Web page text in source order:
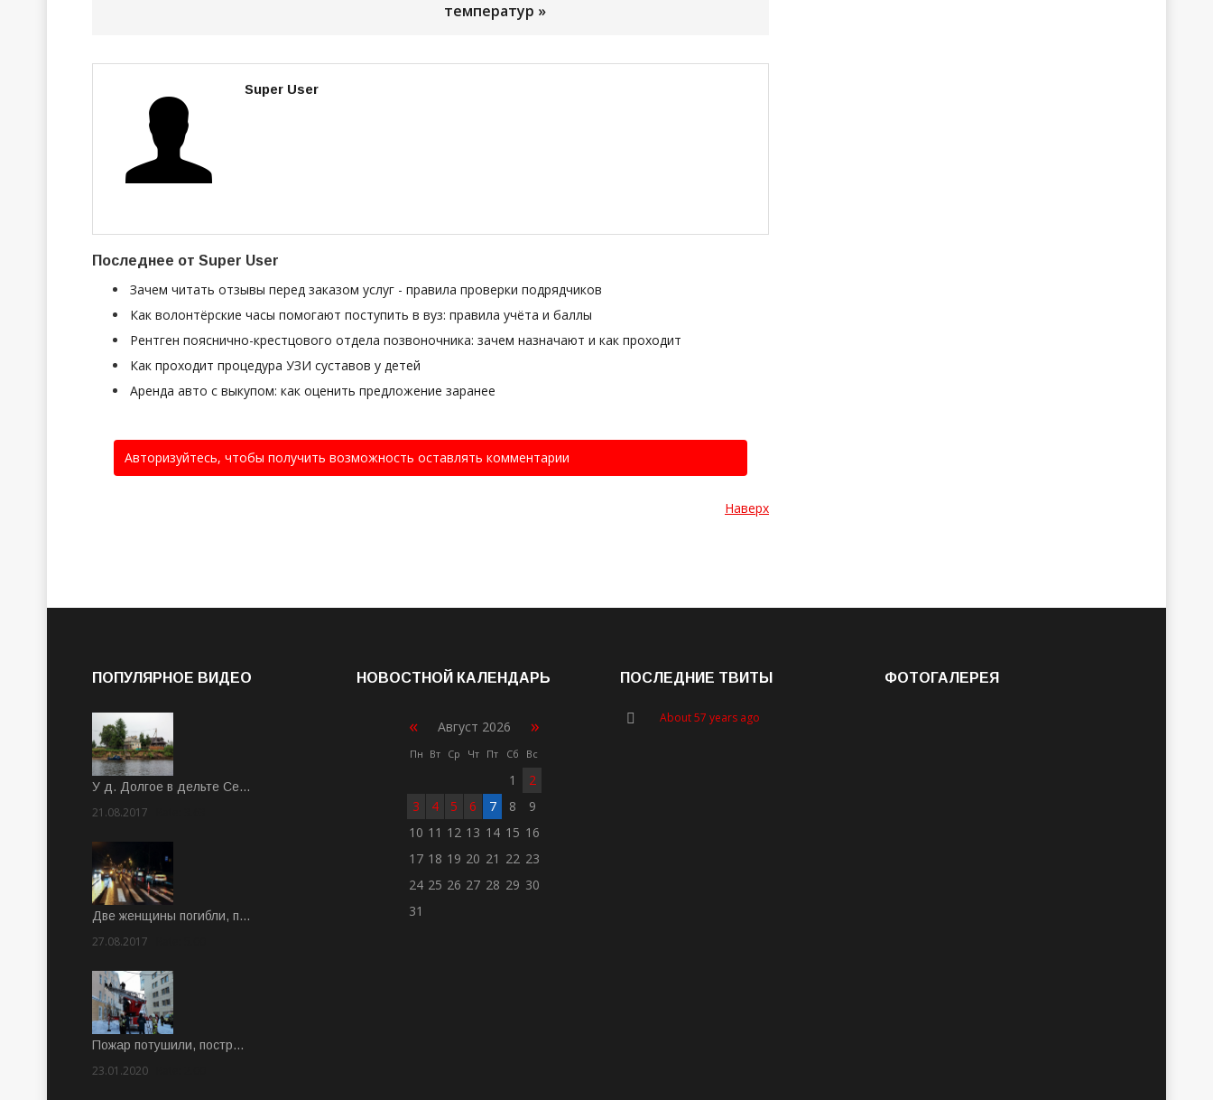
температур »
Super User
Последнее от Super User
Зачем читать отзывы перед заказом услуг - правила проверки подрядчиков
Как волонтёрские часы помогают поступить в вуз: правила учёта и баллы
Рентген пояснично-крестцового отдела позвоночника: зачем назначают и как проходит
Как проходит процедура УЗИ суставов у детей
Аренда авто с выкупом: как оценить предложение заранее
Авторизуйтесь, чтобы получить возможность оставлять комментарии
Наверх
ПОПУЛЯРНОЕ ВИДЕО
У д. Долгое в дельте Се…
21.08.2017
Две женщины погибли, п…
27.08.2017
Пожар потушили, постр…
23.01.2020
НОВОСТНОЙ КАЛЕНДАРЬ
« Август 2026 »
Пн Вт Ср Чт Пт Сб Вс
1
2
3
4 5 6 7 8
9
10 11 12 13 14 15 16
17 18 19 20 21 22 23
24 25 26 27 28 29 30
31
ПОСЛЕДНИЕ ТВИТЫ
About 57 years ago
ФОТОГАЛЕРЕЯ